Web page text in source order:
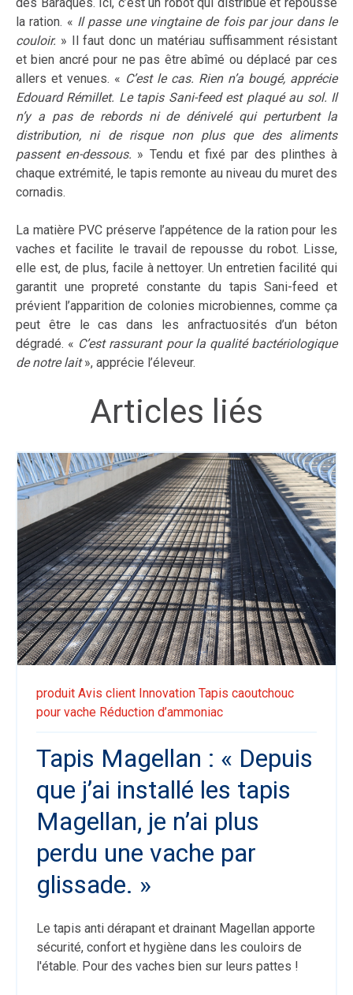
la ration. « Il passe une vingtaine de fois par jour dans le
couloir. » Il faut donc un matériau suffisamment résistant
et bien ancré pour ne pas être abîmé ou déplacé par ces
allers et venues. « C’est le cas. Rien n’a bougé, apprécie
Edouard Rémillet. Le tapis Sani-feed est plaqué au sol. Il
n’y a pas de rebords ni de dénivelé qui perturbent la
distribution, ni de risque non plus que des aliments
passent en-dessous. » Tendu et fixé par des plinthes à
chaque extrémité, le tapis remonte au niveau du muret des
cornadis.
La matière PVC préserve l’appétence de la ration pour les
vaches et facilite le travail de repousse du robot. Lisse,
elle est, de plus, facile à nettoyer. Un entretien facilité qui
garantit une propreté constante du tapis Sani-feed et
prévient l’apparition de colonies microbiennes, comme ça
peut être le cas dans les anfractuosités d’un béton
dégradé. « C’est rassurant pour la qualité bactériologique
de notre lait», apprécie l’éleveur.
Articles liés
produit Avis client Innovation Tapis caoutchouc
pour vache Réduction d’ammoniac
Tapis Magellan : « Depuis
que j’ai installé les tapis
Magellan, je n’ai plus
perdu une vache par
glissade. »
Le tapis anti dérapant et drainant Magellan apporte
sécurité, confort et hygiène dans les couloirs de
l'étable. Pour des vaches bien sur leurs pattes !